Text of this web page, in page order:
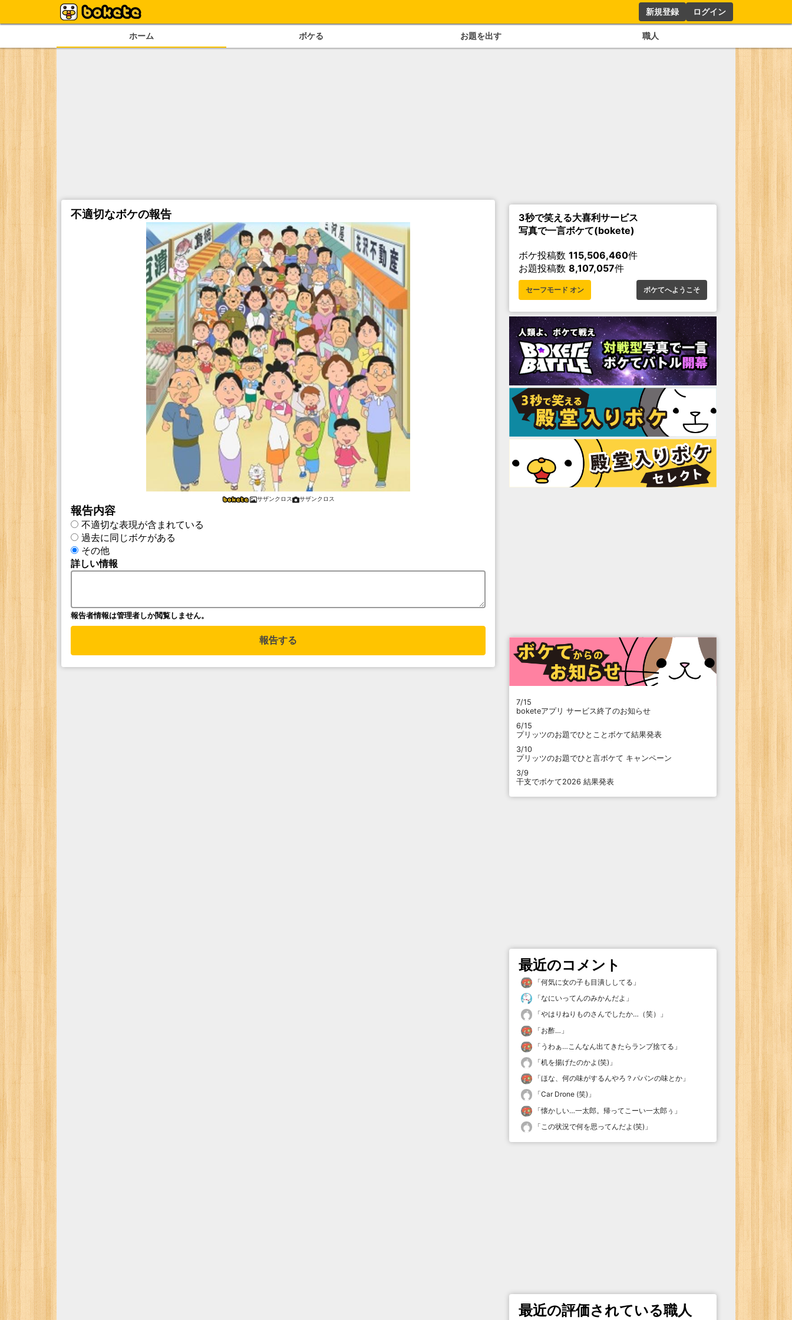
新規登録 ログイン
ホーム ボケる お題を出す 職人
不適切なボケの報告
サザンクロス サザンクロス
報告内容
不適切な表現が含まれている
過去に同じボケがある
その他
詳しい情報
報告者情報は管理者しか閲覧しません。
報告する
3秒で笑える大喜利サービス
写真で一言ボケて(bokete)
ボケ投稿数 115,506,460件
お題投稿数 8,107,057件
セーフモード オン ボケてへようこそ
7/15
boketeアプリ サービス終了のお知らせ
6/15
プリッツのお題でひとことボケて結果発表
3/10
プリッツのお題でひと言ボケて キャンペーン
3/9
干支でボケて2026 結果発表
最近のコメント
「何気に女の子も目潰ししてる 」
「なにいってんのみかんだよ 」
「やはりねりものさんでしたか…（笑）
」
「お酢… 」
「 うわぁ…こんなん出てきたらランプ捨てる 」
「机を揚げたのかよ(笑) 」
「ほな、何の味がするんやろ？パパンの味とか 」
「Car Drone (笑) 」
「懐かしい…一太郎。帰ってこーい一太郎ぅ 」
「 この状況で何を思ってんだよ(笑) 」
最近の評価されている職人